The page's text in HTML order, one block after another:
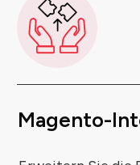
Magento-